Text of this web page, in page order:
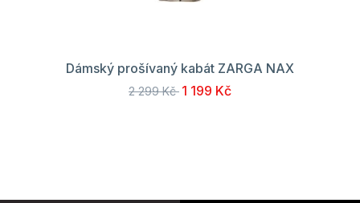
Dámský prošívaný kabát ZARGA NAX
2 299 Kč 1 199 Kč